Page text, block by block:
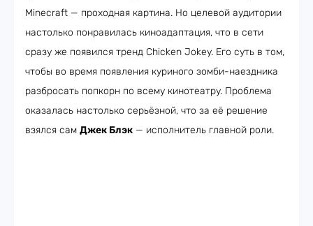
Minecraft — проходная картина. Но целевой аудитории
настолько понравилась киноадаптация, что в сети
сразу же появился тренд Chicken Jokey. Его суть в том,
чтобы во время появления куриного зомби-наездника
разбросать попкорн по всему кинотеатру. Проблема
оказалась настолько серьёзной, что за её решение
взялся сам Джек Блэк — исполнитель главной роли.